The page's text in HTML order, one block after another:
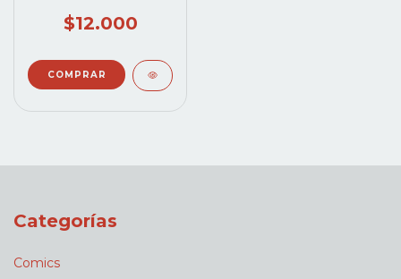
$12.000
Categorías
Comics